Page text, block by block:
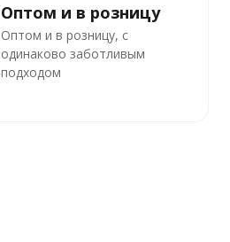
Оптом и в розницу
Оптом и в розницу, с
одинаково заботливым
подходом